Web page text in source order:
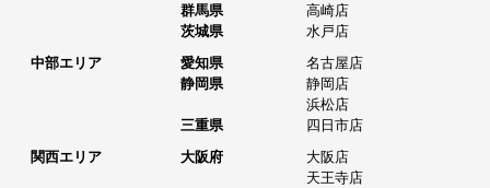
群馬県
高崎店
茨城県
水戸店
中部エリア
愛知県
名古屋店
静岡県
静岡店
浜松店
三重県
四日市店
関西エリア
大阪府
大阪店
天王寺店